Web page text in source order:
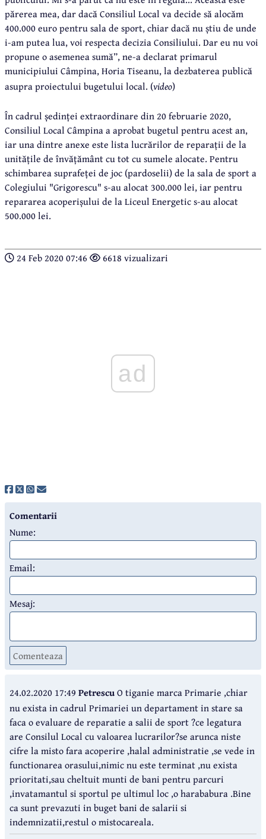
părerea mea, dar dacă Consiliul Local va decide să alocăm
400.000 euro pentru sala de sport, chiar dacă nu știu de unde
i-am putea lua, voi respecta decizia Consiliului. Dar eu nu voi
propune o asemenea sumă”, ne-a declarat primarul
municipiului Câmpina, Horia Tiseanu, la dezbaterea publică
asupra proiectului bugetului local. (video)
În cadrul ședinței extraordinare din 20 februarie 2020,
Consiliul Local Câmpina a aprobat bugetul pentru acest an,
iar una dintre anexe este lista lucrărilor de reparații de la
unitățile de învățământ cu tot cu sumele alocate. Pentru
schimbarea suprafeței de joc (pardoselii) de la sala de sport a
Colegiului "Grigorescu" s-au alocat 300.000 lei, iar pentru
repararea acoperișului de la Liceul Energetic s-au alocat
500.000 lei.
24 Feb 2020 07:46 6618 vizualizari
ad
Comentarii
Nume:
Email:
Mesaj:
Comenteaza
24.02.2020 17:49 PetrescuO tiganie marca Primarie ,chiar
nu exista in cadrul Primariei un departament in stare sa
faca o evaluare de reparatie a salii de sport ?ce legatura
are Consilul Local cu valoarea lucrarilor?se arunca niste
cifre la misto fara acoperire ,halal administratie ,se vede in
functionarea orasului,nimic nu este terminat ,nu exista
prioritati,sau cheltuit munti de bani pentru parcuri
,invatamantul si sportul pe ultimul loc ,o harababura .Bine
ca sunt prevazuti in buget bani de salarii si
indemnizatii,restul o mistocareala.